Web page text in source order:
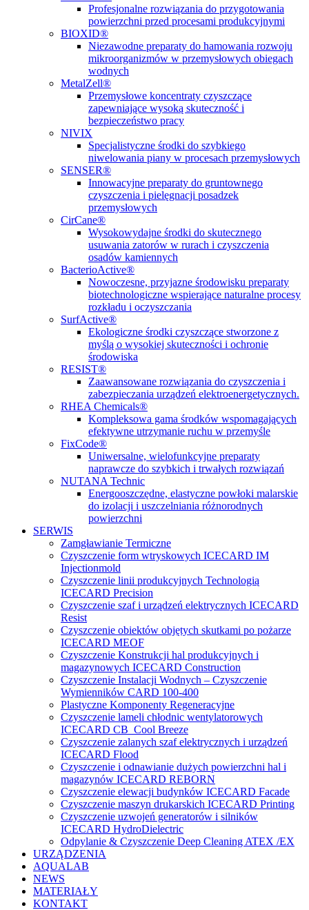
Profesjonalne rozwiązania do przygotowania
powierzchni przed procesami produkcyjnymi
BIOXID®
Niezawodne preparaty do hamowania rozwoju
mikroorganizmów w przemysłowych obiegach
wodnych
MetalZell®
Przemysłowe koncentraty czyszczące
zapewniające wysoką skuteczność i
bezpieczeństwo pracy
NIVIX
Specjalistyczne środki do szybkiego
niwelowania piany w procesach przemysłowych
SENSER®
Innowacyjne preparaty do gruntownego
czyszczenia i pielęgnacji posadzek
przemysłowych
CirCane®
Wysokowydajne środki do skutecznego
usuwania zatorów w rurach i czyszczenia
osadów kamiennych
BacterioActive®
Nowoczesne, przyjazne środowisku preparaty
biotechnologiczne wspierające naturalne procesy
rozkładu i oczyszczania
SurfActive®
Ekologiczne środki czyszczące stworzone z
myślą o wysokiej skuteczności i ochronie
środowiska
RESIST®
Zaawansowane rozwiązania do czyszczenia i
zabezpieczania urządzeń elektroenergetycznych.
RHEA Chemicals®
Kompleksowa gama środków wspomagających
efektywne utrzymanie ruchu w przemyśle
FixCode®
Uniwersalne, wielofunkcyjne preparaty
naprawcze do szybkich i trwałych rozwiązań
NUTANA Technic
Energooszczędne, elastyczne powłoki malarskie
do izolacji i uszczelniania różnorodnych
powierzchni
SERWIS
Zamgławianie Termiczne
Czyszczenie form wtryskowych ICECARD IM
Injectionmold
Czyszczenie linii produkcyjnych Technologią
ICECARD Precision
Czyszczenie szaf i urządzeń elektrycznych ICECARD
Resist
Czyszczenie obiektów objętych skutkami po pożarze
ICECARD MEOF
Czyszczenie Konstrukcji hal produkcyjnych i
magazynowych ICECARD Construction
Czyszczenie Instalacji Wodnych – Czyszczenie
Wymienników CARD 100-400
Plastyczne Komponenty Regeneracyjne
Czyszczenie lameli chłodnic wentylatorowych
ICECARD CB Cool Breeze
Czyszczenie zalanych szaf elektrycznych i urządzeń
ICECARD Flood
Czyszczenie i odnawianie dużych powierzchni hal i
magazynów ICECARD REBORN
Czyszczenie elewacji budynków ICECARD Facade
Czyszczenie maszyn drukarskich ICECARD Printing
Czyszczenie uzwojeń generatorów i silników
ICECARD HydroDielectric
Odpylanie & Czyszczenie Deep Cleaning ATEX /EX
URZĄDZENIA
AQUALAB
NEWS
MATERIAŁY
KONTAKT